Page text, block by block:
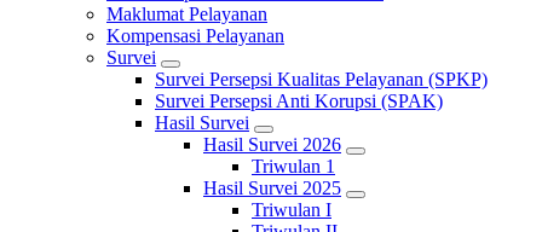
Maklumat Pelayanan
Kompensasi Pelayanan
Survei
Survei Persepsi Kualitas Pelayanan (SPKP)
Survei Persepsi Anti Korupsi (SPAK)
Hasil Survei
Hasil Survei 2026
Triwulan 1
Hasil Survei 2025
Triwulan I